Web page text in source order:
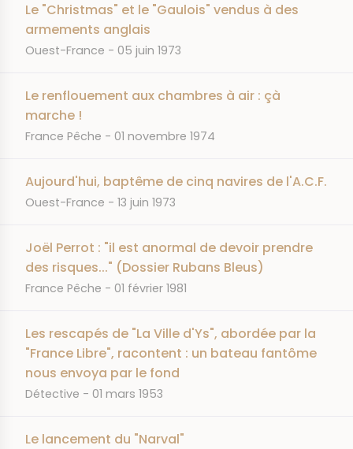
Le "Christmas" et le "Gaulois" vendus à des
armements anglais
JOURNAL
Ouest-France DATE
05 juin 1973
Le renflouement aux chambres à air : çà
marche !
JOURNAL
France Pêche DATE
01 novembre 1974
Aujourd'hui, baptême de cinq navires de l'A.C.F.
JOURNAL
Ouest-France DATE
13 juin 1973
Joël Perrot : "il est anormal de devoir prendre
des risques..." (Dossier Rubans Bleus)
JOURNAL
France Pêche DATE
01 février 1981
Les rescapés de "La Ville d'Ys", abordée par la
"France Libre", racontent : un bateau fantôme
nous envoya par le fond
JOURNAL
Détective DATE
01 mars 1953
Le lancement du "Narval"